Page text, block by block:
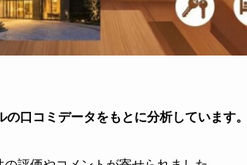
口コミデータをもとに分析しています